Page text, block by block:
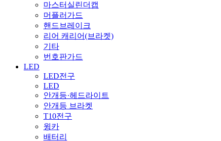
마스터실린더캡
머플러가드
핸드브레이크
리어 캐리어(브라켓)
기타
번호판가드
LED
LED전구
LED
안개등·헤드라이트
안개등 브라켓
T10전구
윙카
배터리